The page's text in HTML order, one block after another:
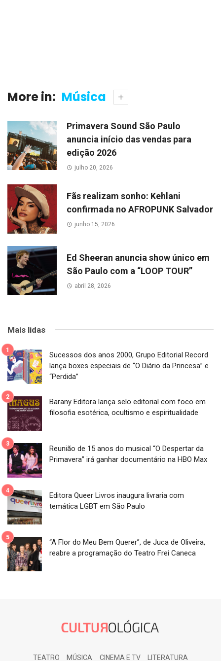
More in: Música
Primavera Sound São Paulo
anuncia início das vendas para
edição 2026
julho 20, 2026
Fãs realizam sonho: Kehlani
confirmada no AFROPUNK Salvador
junho 15, 2026
Ed Sheeran anuncia show único em
São Paulo com a “LOOP TOUR”
abril 28, 2026
Mais lidas
Sucessos dos anos 2000, Grupo Editorial Record
lança boxes especiais de “O Diário da Princesa” e
“Perdida”
Barany Editora lança selo editorial com foco em
filosofia esotérica, ocultismo e espiritualidade
Reunião de 15 anos do musical “O Despertar da
Primavera” irá ganhar documentário na HBO Max
Editora Queer Livros inaugura livraria com
temática LGBT em São Paulo
“A Flor do Meu Bem Querer”, de Juca de Oliveira,
reabre a programação do Teatro Frei Caneca
TEATRO MÚSICA CINEMA E TV LITERATURA